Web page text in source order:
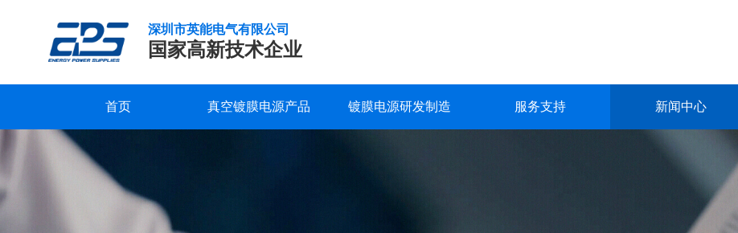
深圳市英能电气有限公司
国家高新技术企业
首页 真空镀膜电源产品 镀膜电源研发制造
研发实力
品质保证
深圳市英能电气有限公司创立于2015年，是一家集真空镀膜电源的研发、
服务支持
服务支持
下载中心
深圳市英能电气有限公司创立于2015年，是一家集真空镀膜电源的研发、
新闻中心
公司新闻
深圳市英能电气有限公司创立于2015年，是一家集真空镀膜电源的研发、
公司概况
发展历程
深圳市英能电气有限公司创立于2015年，是一家集真空镀膜电源的研发、
联系我们
深圳市英能电气有限公司创立于2015年，是一家集真空镀膜电源的研发、
真
空